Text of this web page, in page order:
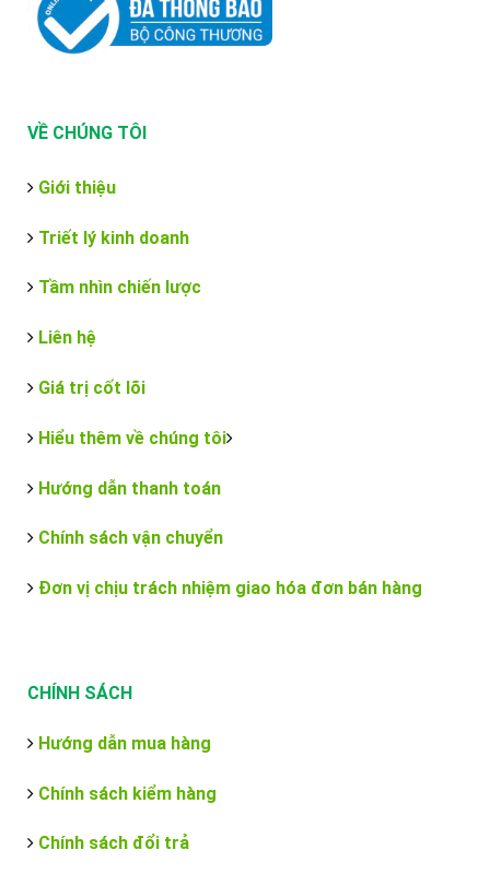
VỀ CHÚNG TÔI
Giới thiệu
Triết lý kinh doanh
Tầm nhìn chiến lược
Liên hệ
Giá trị cốt lõi
Hiểu thêm về chúng tôi
Hướng dẫn thanh toán
Chính sách vận chuyển
Đơn vị chịu trách nhiệm giao hóa đơn bán hàng
CHÍNH SÁCH
Hướng dẫn mua hàng
Chính sách kiểm hàng
Chính sách đổi trả